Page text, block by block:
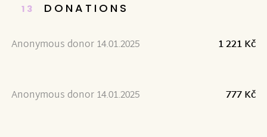
13 DONATIONS
Anonymous donor 14.01.2025 1 221 Kč
Anonymous donor 14.01.2025 777 Kč